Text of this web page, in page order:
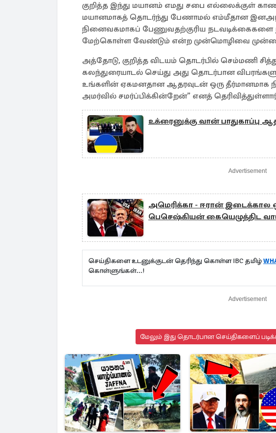
குறித்த இந்து மயானம் எமது சபை எல்லைக்குள்
மயானமாகத் தொடர்ந்து பேணாமல் எம்மீதான
நினைவகமாகப் பேணுவதற்குரிய
மேற்கொள்ள வேண்டும் என்ற முன்மொழிவை
அத்தோடு, குறித்த விடயம் தொடர்பில் செம்மணி
கலந்துரையாடல் செய்து அது தொடர்பான
உங்களின் ஏகமனதான ஆதரவுடன் ஒரு தீர்மானமாக
அமர்வில் சமர்ப்பிக்கின்றேன்” எனத்
உக்ரைனுக்கு வான் பாதுகாப்பு
Advertisement
அமெரிக்கா - ஈரான் இடைக்கால
பெசெஷ்கியன் கையெழுத்திட
செய்திகளை உடனுக்குடன் தெரிந்து கொள்ள IBC தமிழ்
கொள்ளுங்கள்...!
Advertisement
மேலும் இது தொடர்பான செய்திகளைப்